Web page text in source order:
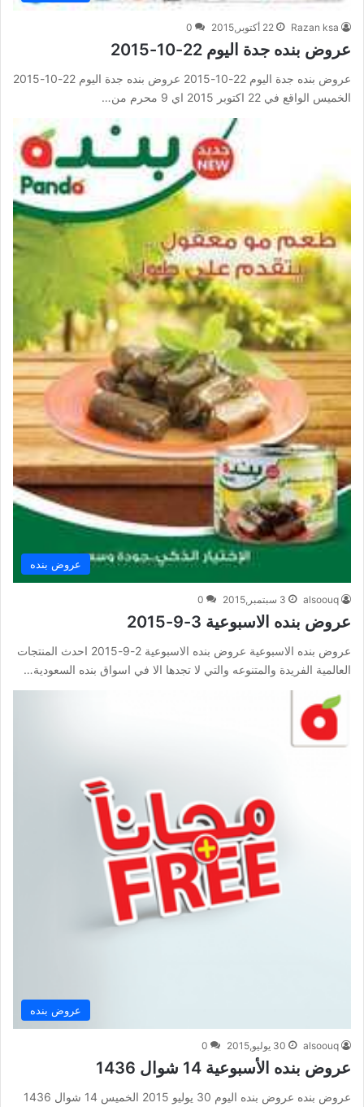
Razan ksa 22 أكتوبر,2015 0
عروض بنده جدة اليوم 22-10-2015
عروض بنده جدة اليوم 22-10-2015 عروض بنده جدة اليوم 22-10-2015
الخميس الواقع في 22 اكتوبر 2015 اي 9 محرم من…
عروض بنده
alsoouq 3 سبتمبر,2015 0
عروض بنده الاسبوعية 3-9-2015
عروض بنده الاسبوعية عروض بنده الاسبوعية 2-9-2015 احدث المنتجات
العالمية الفريدة والمتنوعه والتي لا تجدها الا في اسواق بنده السعودية…
عروض بنده
alsoouq 30 يوليو,2015 0
عروض بنده الأسبوعية 14 شوال 1436
عروض بنده عروض بنده اليوم 30 يوليو 2015 الخميس 14 شوال 1436